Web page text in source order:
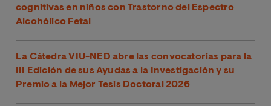
cognitivas en niños con Trastorno del Espectro
Alcohólico Fetal
La Cátedra VIU-NED abre las convocatorias para la
III Edición de sus Ayudas a la Investigación y su
Premio a la Mejor Tesis Doctoral 2026